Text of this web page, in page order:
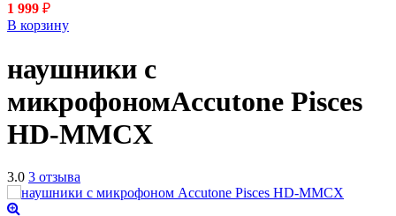
1 999 ₽
В корзину
наушники с
микрофономAccutone Pisces
HD-MMCX
3.0 3 отзыва